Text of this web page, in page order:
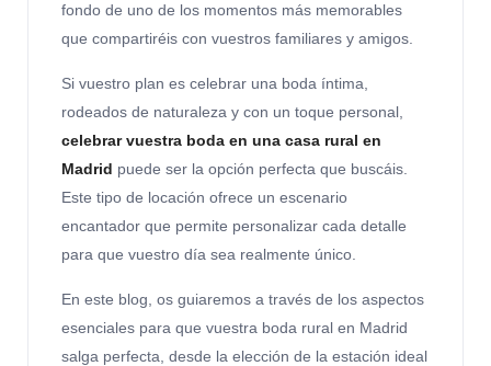
fondo de uno de los momentos más memorables
que compartiréis con vuestros familiares y amigos.
Si vuestro plan es celebrar una boda íntima,
rodeados de naturaleza y con un toque personal,
celebrar vuestra boda en una casa rural en
Madrid puede ser la opción perfecta que buscáis.
Este tipo de locación ofrece un escenario
encantador que permite personalizar cada detalle
para que vuestro día sea realmente único.
En este blog, os guiaremos a través de los aspectos
esenciales para que vuestra boda rural en Madrid
salga perfecta, desde la elección de la estación ideal